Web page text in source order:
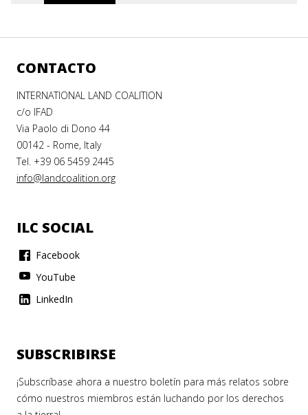
CONTACTO
INTERNATIONAL LAND COALITION
c/o IFAD
Via Paolo di Dono 44
00142 - Rome, Italy
Tel. +39 06 5459 2445
info@landcoalition.org
ILC SOCIAL
Facebook
YouTube
LinkedIn
SUBSCRIBIRSE
¡Subscríbase ahora a nuestro boletín para más relatos sobre
cómo nuestros miembros están luchando por los derechos